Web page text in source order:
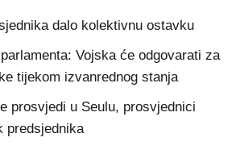
dalo kolektivnu ostavku
Vojska će odgovarati za
tijekom izvanrednog stanja
prosvjedi u Seulu, prosvjednici
predsjednika